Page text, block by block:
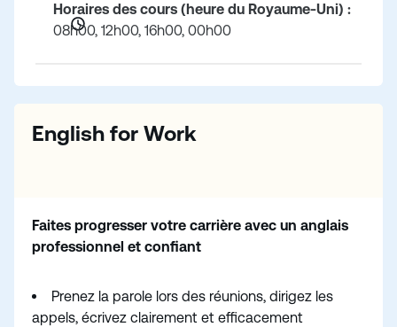
Horaires des cours (heure du Royaume-Uni) :
08h00, 12h00, 16h00, 00h00
English for Work
Faites progresser votre carrière avec un anglais
professionnel et confiant
Prenez la parole lors des réunions, dirigez les
appels, écrivez clairement et efficacement